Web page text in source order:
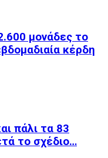
μονάδες το
κέρδη
πάλι τα 83
το σχέδιο…